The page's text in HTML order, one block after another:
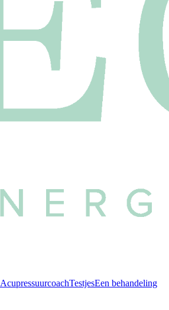
AcupressuurcoachTestjesEen behandeling